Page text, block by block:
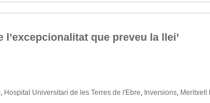
que preveu la llei’
, Hospital Universitari de les Terres de l'Ebre, Inversions, Meritxell